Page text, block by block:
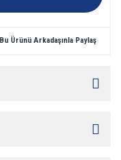
Bu Ürünü Arkadaşınla Paylaş